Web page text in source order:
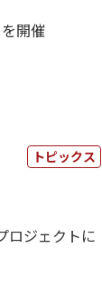
開催
トピックス
ロジェクトに